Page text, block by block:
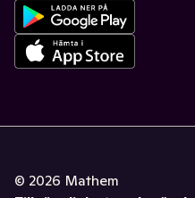
© 2026 Mathem